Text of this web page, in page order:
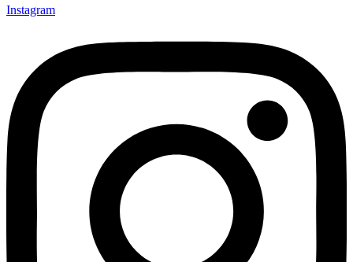
Instagram